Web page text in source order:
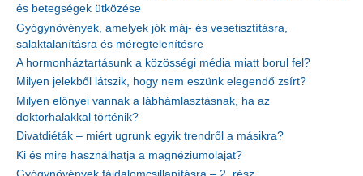
és betegségek ütközése
Gyógynövények, amelyek jók máj- és vesetisztításra,
salaktalanításra és méregtelenítésre
A hormonháztartásunk a közösségi média miatt borul fel?
Milyen jelekből látszik, hogy nem eszünk elegendő zsírt?
Milyen előnyei vannak a lábhámlasztásnak, ha az
doktorhalakkal történik?
Divatdiéták – miért ugrunk egyik trendről a másikra?
Ki és mire használhatja a magnéziumolajat?